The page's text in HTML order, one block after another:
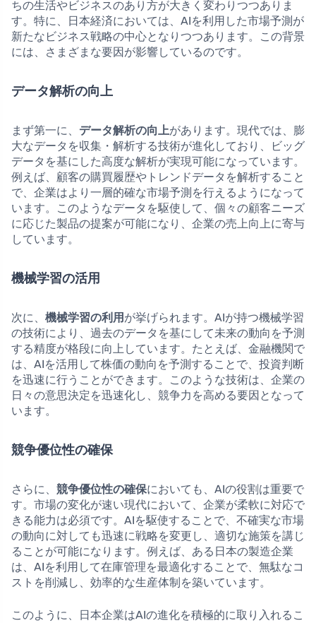
ちの生活やビジネスのあり方が大きく変わりつつありま
す。特に、日本経済においては、AIを利用した市場予測が
新たなビジネス戦略の中心となりつつあります。この背景
には、さまざまな要因が影響しているのです。
データ解析の向上
まず第一に、 データ解析の向上があります。現代では、膨
大なデータを収集・解析する技術が進化しており、ビッグ
データを基にした高度な解析が実現可能になっています。
例えば、顧客の購買履歴やトレンドデータを解析すること
で、企業はより一層的確な市場予測を行えるようになって
います。このようなデータを駆使して、個々の顧客ニーズ
に応じた製品の提案が可能になり、企業の売上向上に寄与
しています。
機械学習の活用
次に、 機械学習の利用 が挙げられます。AIが持つ機械学習
の技術により、過去のデータを基にして未来の動向を予測
する精度が格段に向上しています。たとえば、金融機関で
は、AIを活用して株価の動向を予測することで、投資判断
を迅速に行うことができます。このような技術は、企業の
日々の意思決定を迅速化し、競争力を高める要因となって
います。
競争優位性の確保
さらに、 競争優位性の確保においても、AIの役割は重要で
す。市場の変化が速い現代において、企業が柔軟に対応で
きる能力は必須です。AIを駆使することで、不確実な市場
の動向に対しても迅速に戦略を変更し、適切な施策を講じ
ることが可能になります。例えば、ある日本の製造企業
は、AIを利用して在庫管理を最適化することで、無駄なコ
ストを削減し、効率的な生産体制を築いています。
このように、日本企業はAIの進化を積極的に取り入れるこ